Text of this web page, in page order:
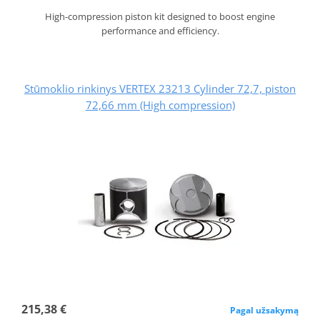
High-compression piston kit designed to boost engine
performance and efficiency.
Stūmoklio rinkinys VERTEX 23213 Cylinder 72,7, piston
72,66 mm (High compression)
215,38 € Pagal užsakymą